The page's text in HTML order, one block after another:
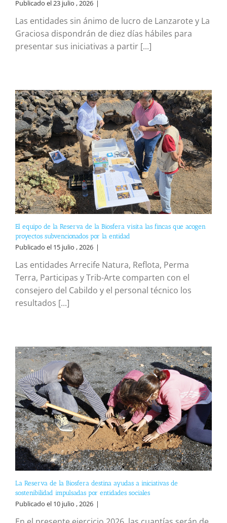
Publicado el 23 julio , 2026 |
Las entidades sin ánimo de lucro de Lanzarote y La
Graciosa dispondrán de diez días hábiles para
presentar sus iniciativas a partir [...]
El equipo de la Reserva de la Biosfera visita las fincas que acogen
proyectos subvencionados por la entidad
Publicado el 15 julio , 2026 |
Las entidades Arrecife Natura, Reflota, Perma
Terra, Participas y Trib-Arte comparten con el
consejero del Cabildo y el personal técnico los
resultados [...]
La Reserva de la Biosfera destina ayudas a iniciativas de
sostenibilidad impulsadas por entidades sociales
Publicado el 10 julio , 2026 |